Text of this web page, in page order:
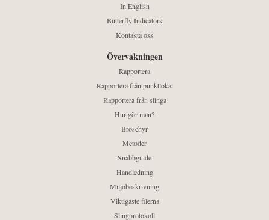
In English
Butterfly Indicators
Kontakta oss
Övervakningen
Rapportera
Rapportera från punktlokal
Rapportera från slinga
Hur gör man?
Broschyr
Metoder
Snabbguide
Handledning
Miljöbeskrivning
Viktigaste filerna
Slingprotokoll